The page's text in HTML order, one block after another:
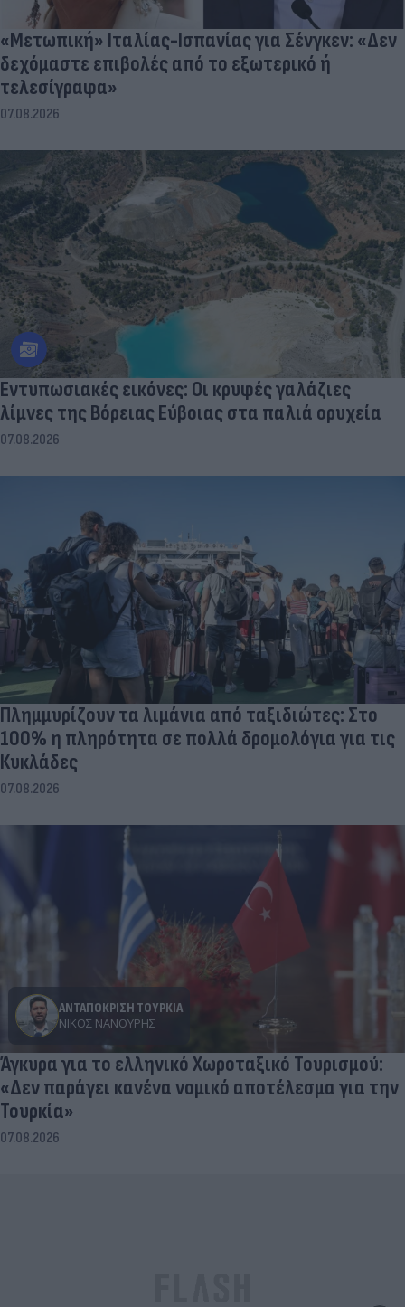
«Μετωπική» Ιταλίας-Ισπανίας για Σένγκεν: «Δεν
δεχόμαστε επιβολές από το εξωτερικό ή
τελεσίγραφα»
07.08.2026
Εντυπωσιακές εικόνες: Οι κρυφές γαλάζιες
λίμνες της Βόρειας Εύβοιας στα παλιά ορυχεία
07.08.2026
Πλημμυρίζουν τα λιμάνια από ταξιδιώτες: Στο
100% η πληρότητα σε πολλά δρομολόγια για τις
Κυκλάδες
07.08.2026
ΑΝΤΑΠΟΚΡΙΣΗ ΤΟΥΡΚΙΑ
ΝΊΚΟΣ ΝΑΝΟΎΡΗΣ
Άγκυρα για το ελληνικό Χωροταξικό Τουρισμού:
«Δεν παράγει κανένα νομικό αποτέλεσμα για την
Τουρκία»
07.08.2026